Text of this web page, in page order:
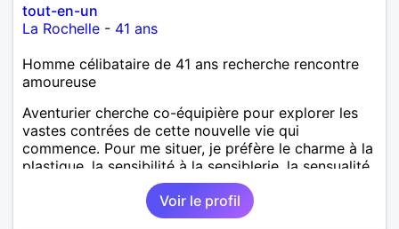
tout-en-un
La Rochelle - 41 ans
Homme célibataire de 41 ans recherche rencontre
amoureuse
Aventurier cherche co-équipière pour explorer les
vastes contrées de cette nouvelle vie qui
commence. Pour me situer, je préfère le charme à la
plastique, la sensibilité à la sensiblerie, la sensualité
à la vulgarité, l'intelligence à la bêtise, la tolérance à
la rigidité, la complicité à l'indépendance égoïste, le
respect à la suffisance...
Voir le profil